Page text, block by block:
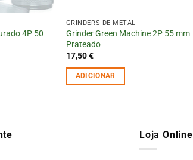
4P 50
GRINDERS DE METAL
Grinder Green Machine 2P 55 mm
Prateado
17,50€
ADICIONAR
Loja Online